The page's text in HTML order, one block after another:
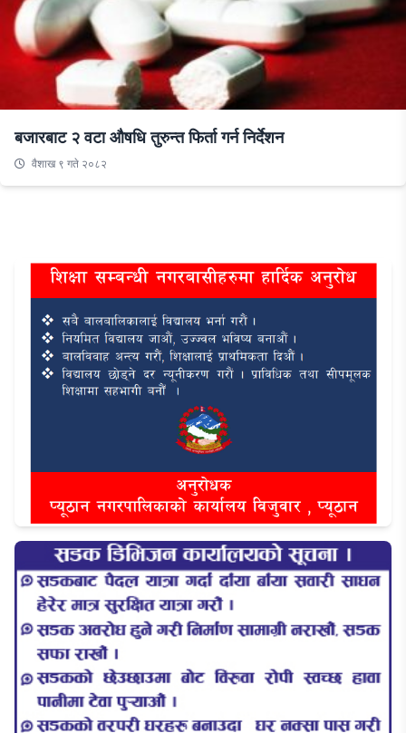
बजारबाट २ वटा औषधि तुरुन्त फिर्ता गर्न निर्देशन
वैशाख ९ गते २०८२